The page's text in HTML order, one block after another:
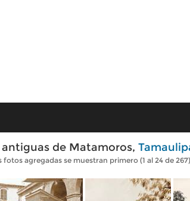
de Matamoros,
fotos agregadas se muestran primero (1 al 24 de